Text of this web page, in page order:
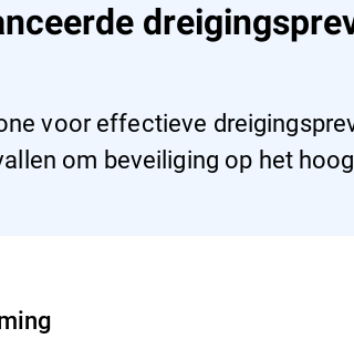
voor effectieve
om beveiliging op het